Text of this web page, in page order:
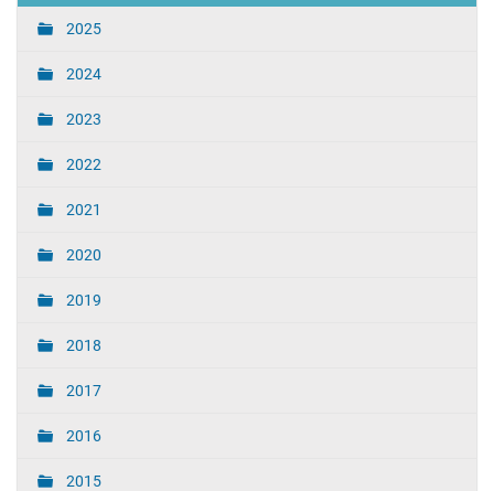
2025
2024
2023
2022
2021
2020
2019
2018
2017
2016
2015